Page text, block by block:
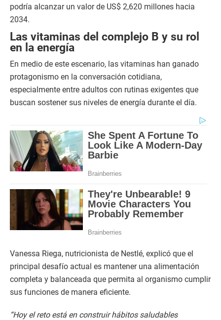
podría alcanzar un valor de US$ 2,620 millones hacia
2034.
Las vitaminas del complejo B y su rol
en la energía
En medio de este escenario, las vitaminas han ganado
protagonismo en la conversación cotidiana,
especialmente entre adultos con rutinas exigentes que
buscan sostener sus niveles de energía durante el día.
Vanessa Riega, nutricionista de Nestlé, explicó que el
principal desafío actual es mantener una alimentación
completa y balanceada que permita al organismo cumplir
sus funciones de manera eficiente.
“Hoy el reto está en construir hábitos saludables